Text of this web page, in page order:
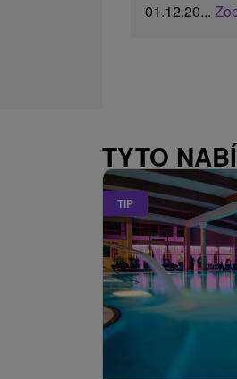
01.12.20...
TYTO
TIP